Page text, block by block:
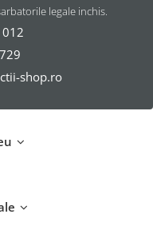
legale inchis.
shop.ro